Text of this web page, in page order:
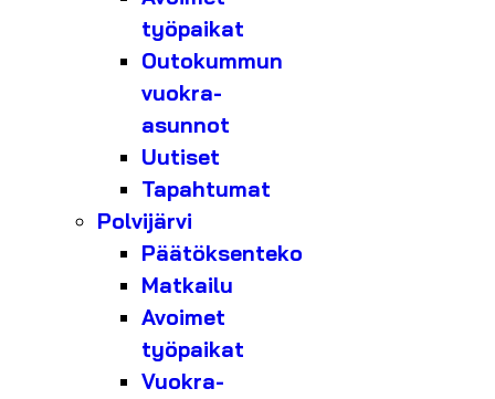
työpaikat
Outokummun
vuokra-
asunnot
Uutiset
Tapahtumat
Polvijärvi
Päätöksenteko
Matkailu
Avoimet
työpaikat
Vuokra-